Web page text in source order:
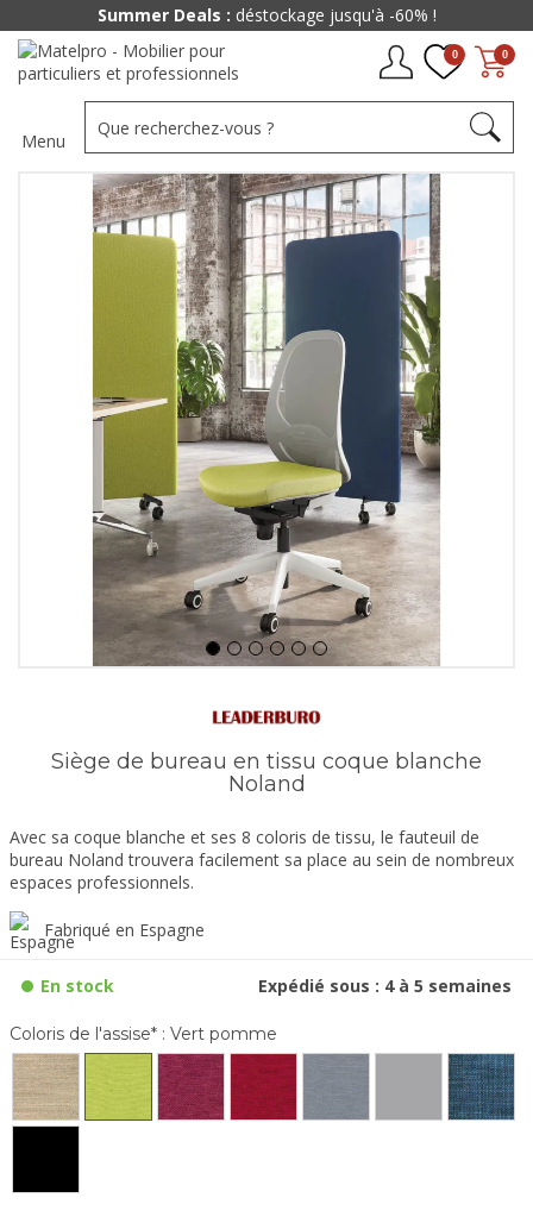
0
0
Menu
Siège de bureau en tissu coque blanche
Noland
Avec sa coque blanche et ses 8 coloris de tissu, le fauteuil de
bureau Noland trouvera facilement sa place au sein de nombreux
espaces professionnels.
Fabriqué en Espagne
En stock Expédié sous : 4 à 5 semaines
Coloris de l'assise* : Vert pomme
Summer Deals : déstockage jusqu'à -60% !